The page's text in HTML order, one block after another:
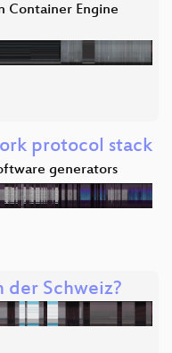
Container Engine
protocol stack
generators
der Schweiz?